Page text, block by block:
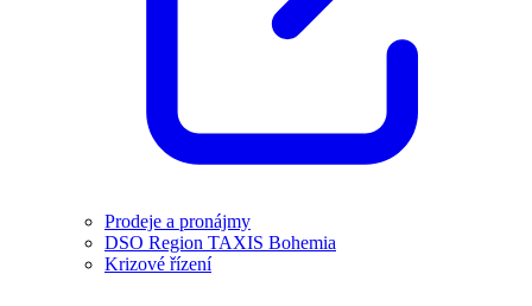
Prodeje a pronájmy
DSO Region TAXIS Bohemia
Krizové řízení